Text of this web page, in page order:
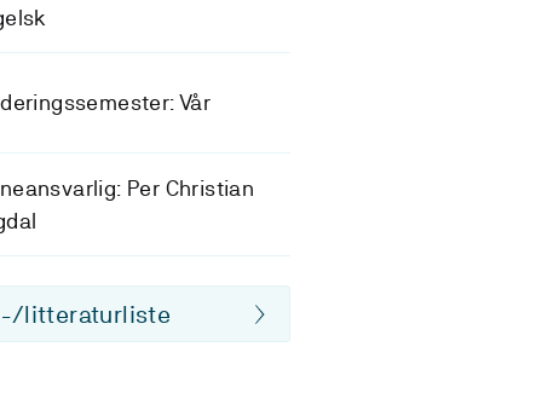
Vår
Per Christian
litteraturliste